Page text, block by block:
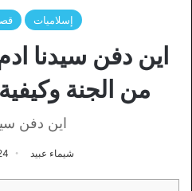
إسلاميات
اين دفن سيدنا
من الجنة وكيفية
اين دفن
شيماء عبيد 24